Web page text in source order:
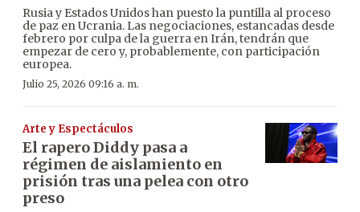
Rusia y Estados Unidos han puesto la puntilla al proceso
de paz en Ucrania. Las negociaciones, estancadas desde
febrero por culpa de la guerra en Irán, tendrán que
empezar de cero y, probablemente, con participación
europea.
Julio 25, 2026 09:16 a. m.
Arte y Espectáculos
El rapero Diddy pasa a
régimen de aislamiento en
prisión tras una pelea con otro
preso